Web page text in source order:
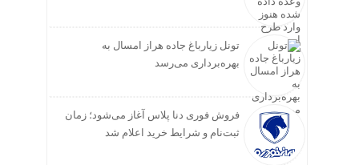
تونل زیارباغ جاده هراز امسال به
بهره‌برداری می‌رسد
فروش فوری دنا پلاس آغاز می‌شود؛ زمان
ثبت‌نام و شرایط خرید اعلام شد